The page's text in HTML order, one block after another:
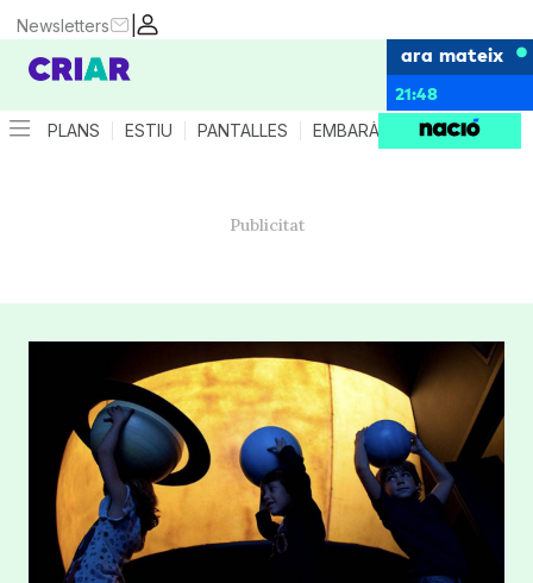
|
Newsletters
ara mateix
21:48
PLANS ESTIU PANTALLES EMBARÀS CRIANÇA